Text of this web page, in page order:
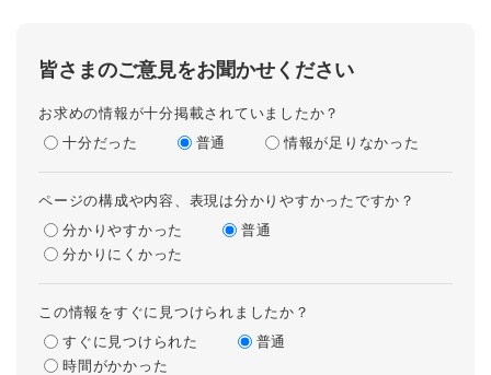
皆さまのご意見をお聞かせください
お求めの情報が十分掲載されていましたか？
十分だった
普通 情報が足りなかった
ページの構成や内容、表現は分かりやすかったですか？
分かりやすかった
普通
分かりにくかった
この情報をすぐに見つけられましたか？
すぐに見つけられた
普通
時間がかかった